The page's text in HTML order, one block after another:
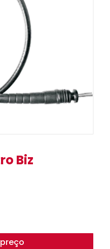
Biz